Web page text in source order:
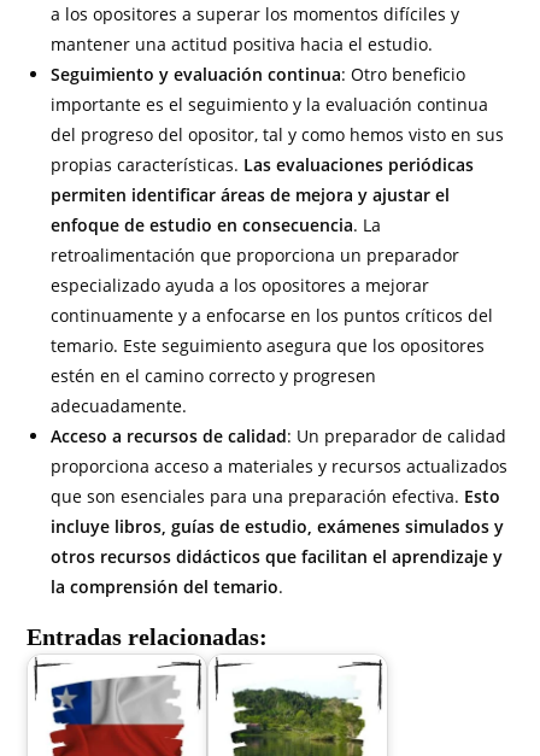
a los opositores a superar los momentos difíciles y
mantener una actitud positiva hacia el estudio.
Seguimiento y evaluación continua: Otro beneficio
importante es el seguimiento y la evaluación continua
del progreso del opositor, tal y como hemos visto en sus
propias características. Las evaluaciones periódicas
permiten identificar áreas de mejora y ajustar el
enfoque de estudio en consecuencia. La
retroalimentación que proporciona un preparador
especializado ayuda a los opositores a mejorar
continuamente y a enfocarse en los puntos críticos del
temario. Este seguimiento asegura que los opositores
estén en el camino correcto y progresen
adecuadamente.
Acceso a recursos de calidad: Un preparador de calidad
proporciona acceso a materiales y recursos actualizados
que son esenciales para una preparación efectiva. Esto
incluye libros, guías de estudio, exámenes simulados y
otros recursos didácticos que facilitan el aprendizaje y
la comprensión del temario.
Entradas relacionadas: